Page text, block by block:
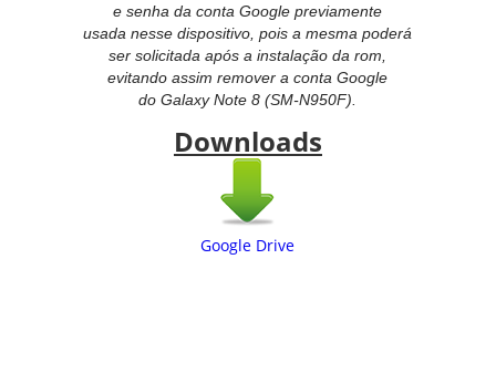
e senha da conta Google previamente
usada nesse dispositivo, pois a mesma poderá
ser solicitada após a instalação da rom,
evitando assim remover a conta Google
doGalaxy Note 8 (SM-N950F).
Downloads
Google Drive